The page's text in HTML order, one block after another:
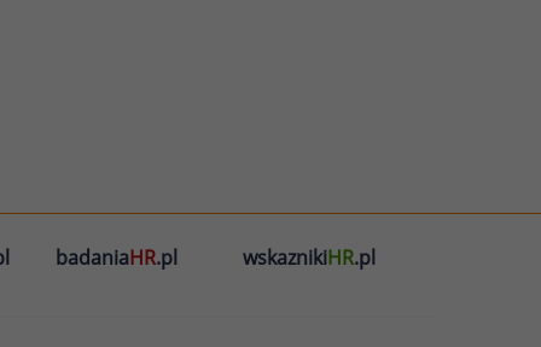
badaniaHR.pl wskaznikiHR.pl